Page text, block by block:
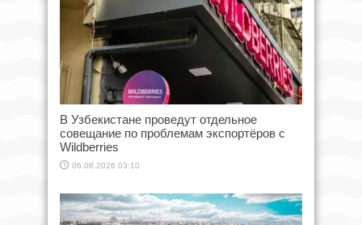
В Узбекистане проведут отдельное
совещание по проблемам экспортёров с
Wildberries
06.08.2026 03:10